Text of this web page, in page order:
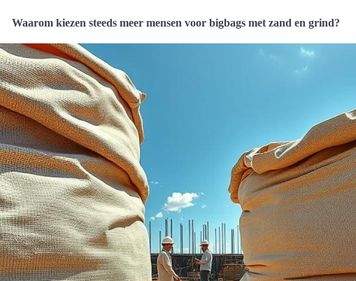
Waarom kiezen steeds meer mensen voor bigbags met zand en grind?